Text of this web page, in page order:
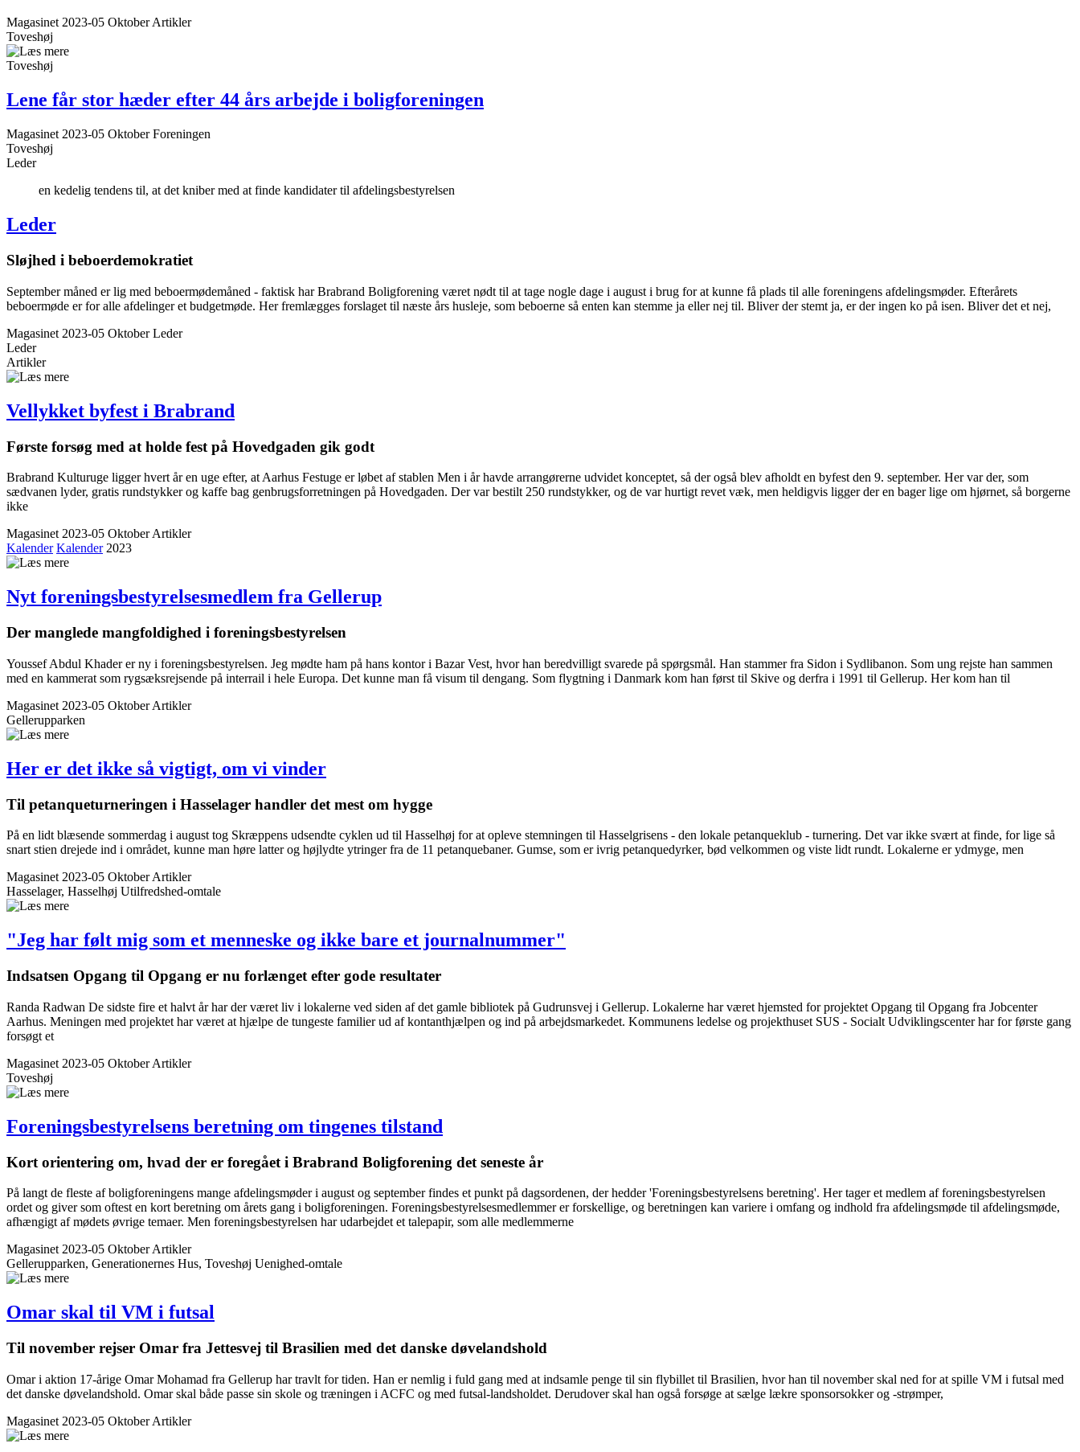
Magasinet 2023-05 Oktober Artikler
Toveshøj
Toveshøj
Lene får stor hæder efter 44 års arbejde i bolig­foreningen
Magasinet 2023-05 Oktober Foreningen
Toveshøj
Leder
en kedelig tendens til, at det kniber med at finde kandidater til afdelings­bestyrelsen
Leder
Sløjhed i beboer­demo­kra­tiet
September måned er lig med beboermødemåned - faktisk har Brabrand Boligforening været nødt til at tage nogle dage i august i brug for at kunne få plads til alle foreningens afdelingsmøder. Efterårets
beboermøde er for alle afdelinger et budgetmøde. Her fremlægges forslaget til næste års husleje, som beboerne så enten kan stemme ja eller nej til. Bliver der stemt ja, er der ingen ko på isen. Bliver det et nej,
Magasinet 2023-05 Oktober Leder
Leder
Artikler
Vellykket byfest i Brabrand
Første forsøg med at holde fest på Hovedgaden gik godt
Brabrand Kulturuge ligger hvert år en uge efter, at Aarhus Festuge er løbet af stablen Men i år havde arrangørerne udvidet konceptet, så der også blev afholdt en byfest den 9. september. Her var der, som
sædvanen lyder, gratis rundstykker og kaffe bag genbrugsforretningen på Hovedgaden. Der var bestilt 250 rundstykker, og de var hurtigt revet væk, men heldigvis ligger der en bager lige om hjørnet, så borgerne
ikke
Magasinet 2023-05 Oktober Artikler
Kalender Kalender2023
Nyt forenings­bestyrelsesmedlem fra Gellerup
Der manglede mangfoldighed i forenings­bestyrelsen
Youssef Abdul Khader er ny i foreningsbestyrelsen. Jeg mødte ham på hans kontor i Bazar Vest, hvor han beredvilligt svarede på spørgsmål. Han stammer fra Sidon i Sydlibanon. Som ung rejste han sammen
med en kammerat som rygsæksrejsende på interrail i hele Europa. Det kunne man få visum til dengang. Som flygtning i Danmark kom han først til Skive og derfra i 1991 til Gellerup. Her kom han til
Magasinet 2023-05 Oktober Artikler
Gellerupparken
Her er det ikke så ­vigtigt, om vi vinder
Til petanqueturneringen i Hasselager handler det mest om hygge
På en lidt blæsende sommerdag i august tog Skræppens udsendte cyklen ud til Hasselhøj for at opleve stemningen til Hasselgrisens - den lokale petanqueklub - turnering. Det var ikke svært at finde, for lige så
snart stien drejede ind i området, kunne man høre latter og højlydte ytringer fra de 11 petanquebaner. Gumse, som er ivrig petanquedyrker, bød velkommen og viste lidt rundt. Lokalerne er ydmyge, men
Magasinet 2023-05 Oktober Artikler
Hasselager, Hasselhøj Utilfredshed-omtale
"Jeg har følt mig som et menneske og ikke bare et journalnummer"
Indsatsen Opgang til Opgang er nu forlænget efter gode resultater
Randa Radwan De sidste fire et halvt år har der været liv i lokalerne ved siden af det gamle bibliotek på Gudrunsvej i Gellerup. Lokalerne har været hjemsted for projektet Opgang til Opgang fra Jobcenter
Aarhus. Meningen med projektet har været at hjælpe de tungeste familier ud af kontanthjælpen og ind på arbejdsmarkedet. Kommunens ledelse og projekthuset SUS - Socialt Udviklingscenter har for første gang
forsøgt et
Magasinet 2023-05 Oktober Artikler
Toveshøj
Forenings­bestyrelsens beretning om tingenes tilstand
Kort orientering om, hvad der er foregået i Brabrand Bolig­forening det seneste år
På langt de fleste af boligforeningens mange afdelingsmøder i august og september findes et punkt på dagsordenen, der hedder 'Foreningsbestyrelsens beretning'. Her tager et medlem af foreningsbestyrelsen
ordet og giver som oftest en kort beretning om årets gang i boligforeningen. Foreningsbestyrelsesmedlemmer er forskellige, og beretningen kan variere i omfang og indhold fra afdelingsmøde til afdelingsmøde,
afhængigt af mødets øvrige temaer. Men foreningsbestyrelsen har udarbejdet et talepapir, som alle medlemmerne
Magasinet 2023-05 Oktober Artikler
Gellerupparken, Generationernes Hus, Toveshøj Uenighed-omtale
Omar skal til VM i futsal
Til november rejser Omar fra Jettesvej til Brasilien med det danske døvelandshold
Omar i aktion 17-årige Omar Mohamad fra Gellerup har travlt for tiden. Han er nemlig i fuld gang med at indsamle penge til sin flybillet til Brasilien, hvor han til november skal ned for at spille VM i futsal med
det danske døvelandshold. Omar skal både passe sin skole og træningen i ACFC og med futsal-landsholdet. Derudover skal han også forsøge at sælge lækre sponsorsokker og -strømper,
Magasinet 2023-05 Oktober Artikler